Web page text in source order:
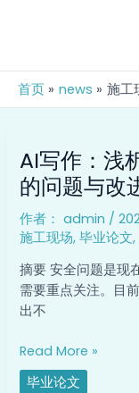
首页 news 施工
AI写作：浅
的问题与改
作者： admin /
施工现场,毕业论文,
摘要 安全问题是现
需要重点关注。目
出不
写
作：
浅
析
施
工
现
场
安
电
Read More »
毕业论文